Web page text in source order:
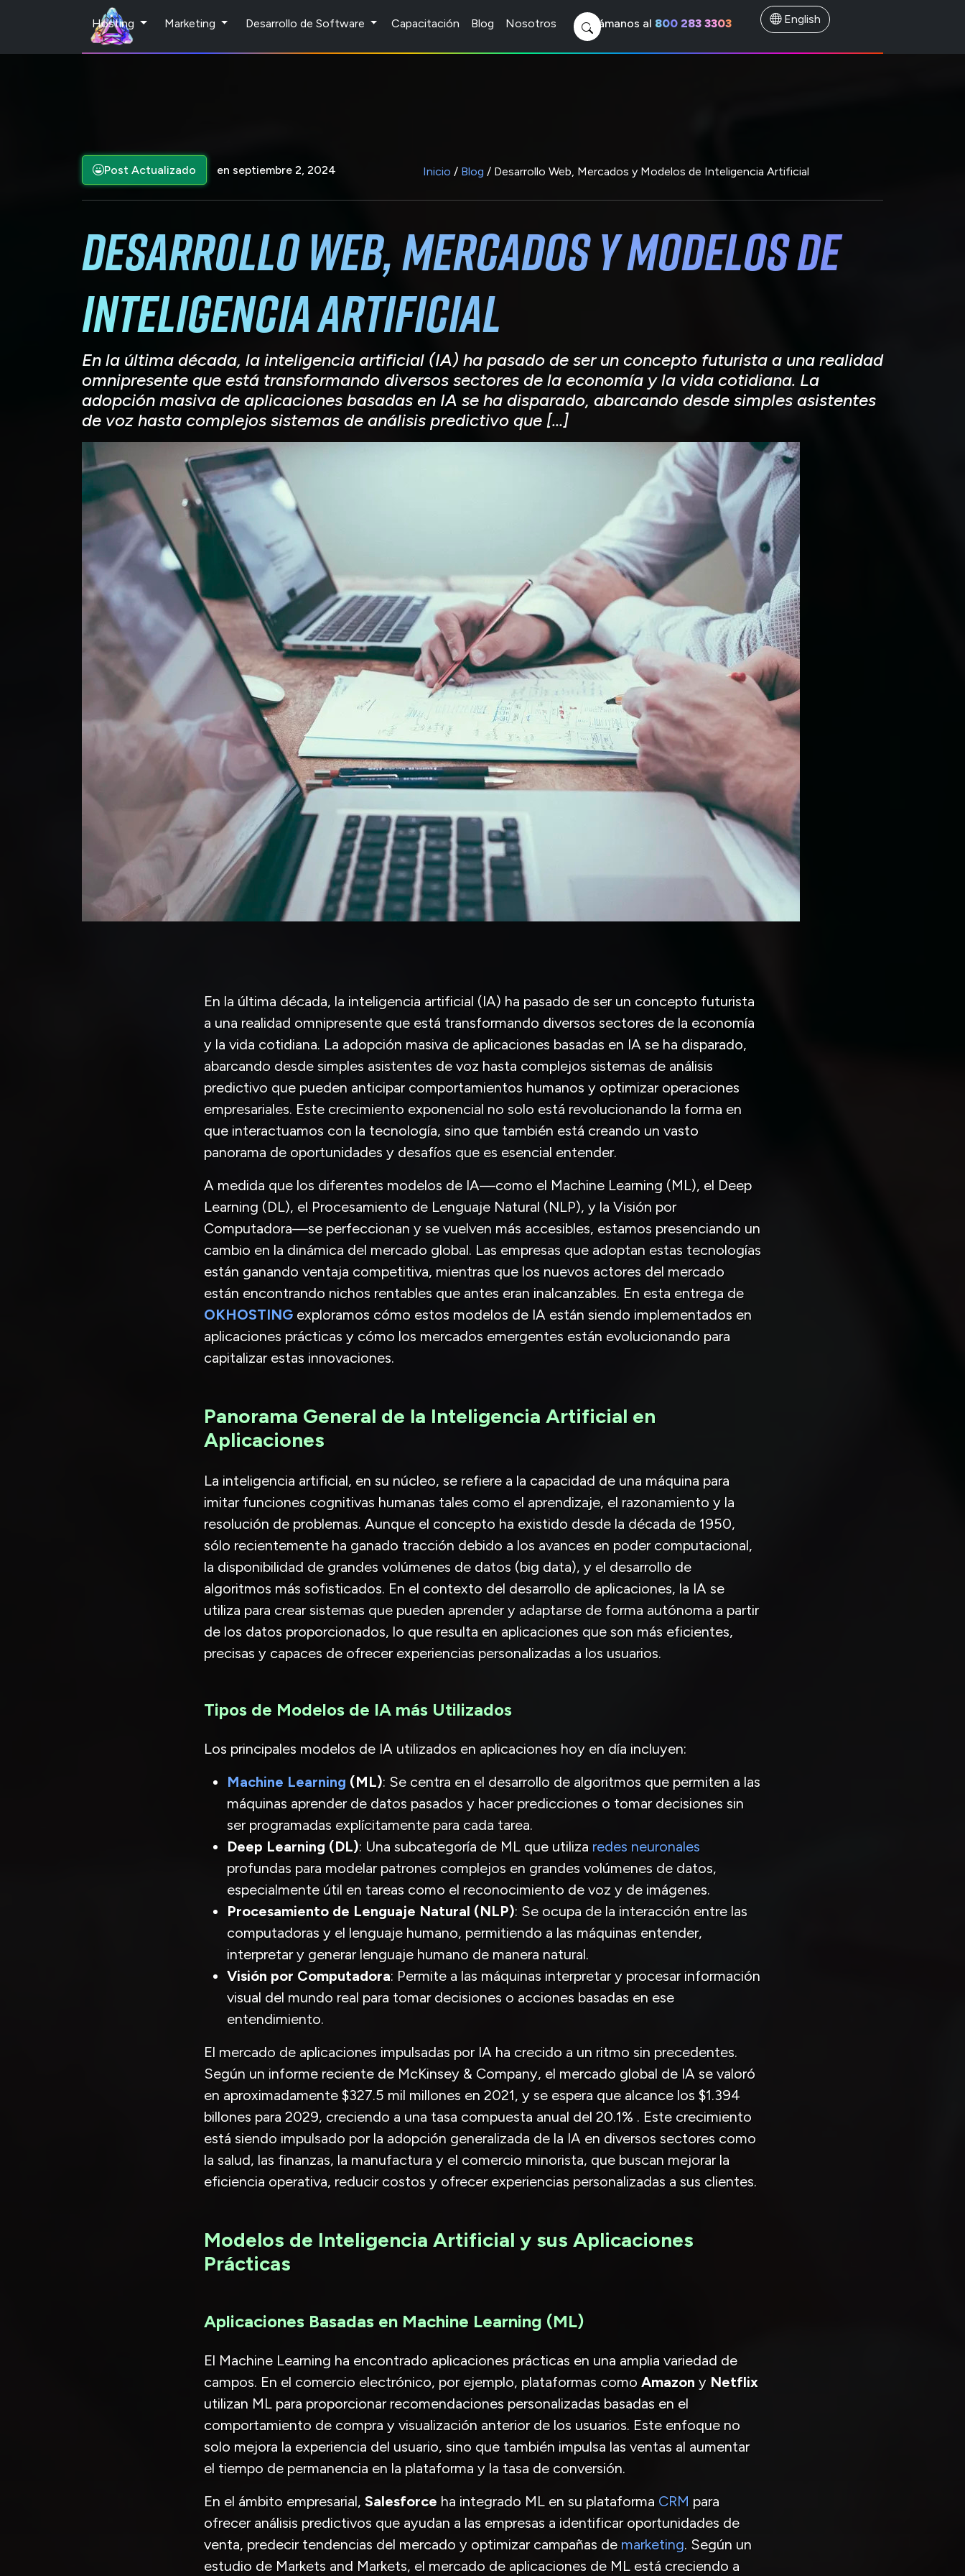
Hosting Marketing Desarrollo de Software Capacitación Blog Nosotros Llámanos al 800 283 3303 English
Post Actualizado en septiembre 2, 2024 Inicio / Blog / Desarrollo Web, Mercados y Modelos de Inteligencia Artificial
Desarrollo Web, Mercados y Modelos de
Inteligencia Artificial
En la última década, la inteligencia artificial (IA) ha pasado de ser un concepto futurista a una realidad
omnipresente que está transformando diversos sectores de la economía y la vida cotidiana. La
adopción masiva de aplicaciones basadas en IA se ha disparado, abarcando desde simples asistentes
de voz hasta complejos sistemas de análisis predictivo que […]
En la última década, la inteligencia artificial (IA) ha pasado de ser un concepto futurista
a una realidad omnipresente que está transformando diversos sectores de la economía
y la vida cotidiana. La adopción masiva de aplicaciones basadas en IA se ha disparado,
abarcando desde simples asistentes de voz hasta complejos sistemas de análisis
predictivo que pueden anticipar comportamientos humanos y optimizar operaciones
empresariales. Este crecimiento exponencial no solo está revolucionando la forma en
que interactuamos con la tecnología, sino que también está creando un vasto
panorama de oportunidades y desafíos que es esencial entender.
A medida que los diferentes modelos de IA—como el Machine Learning (ML), el Deep
Learning (DL), el Procesamiento de Lenguaje Natural (NLP), y la Visión por
Computadora—se perfeccionan y se vuelven más accesibles, estamos presenciando un
cambio en la dinámica del mercado global. Las empresas que adoptan estas tecnologías
están ganando ventaja competitiva, mientras que los nuevos actores del mercado
están encontrando nichos rentables que antes eran inalcanzables. En esta entrega de
OKHOSTING exploramos cómo estos modelos de IA están siendo implementados en
aplicaciones prácticas y cómo los mercados emergentes están evolucionando para
capitalizar estas innovaciones.
Panorama General de la Inteligencia Artificial en
Aplicaciones
La inteligencia artificial, en su núcleo, se refiere a la capacidad de una máquina para
imitar funciones cognitivas humanas tales como el aprendizaje, el razonamiento y la
resolución de problemas. Aunque el concepto ha existido desde la década de 1950,
sólo recientemente ha ganado tracción debido a los avances en poder computacional,
la disponibilidad de grandes volúmenes de datos (big data), y el desarrollo de
algoritmos más sofisticados. En el contexto del desarrollo de aplicaciones, la IA se
utiliza para crear sistemas que pueden aprender y adaptarse de forma autónoma a partir
de los datos proporcionados, lo que resulta en aplicaciones que son más eficientes,
precisas y capaces de ofrecer experiencias personalizadas a los usuarios.
Tipos de Modelos de IA más Utilizados
Los principales modelos de IA utilizados en aplicaciones hoy en día incluyen:
Machine Learning (ML): Se centra en el desarrollo de algoritmos que permiten a las
máquinas aprender de datos pasados y hacer predicciones o tomar decisiones sin
ser programadas explícitamente para cada tarea.
Deep Learning (DL): Una subcategoría de ML que utiliza redes neuronales
profundas para modelar patrones complejos en grandes volúmenes de datos,
especialmente útil en tareas como el reconocimiento de voz y de imágenes.
Procesamiento de Lenguaje Natural (NLP): Se ocupa de la interacción entre las
computadoras y el lenguaje humano, permitiendo a las máquinas entender,
interpretar y generar lenguaje humano de manera natural.
Visión por Computadora: Permite a las máquinas interpretar y procesar información
visual del mundo real para tomar decisiones o acciones basadas en ese
entendimiento.
El mercado de aplicaciones impulsadas por IA ha crecido a un ritmo sin precedentes.
Según un informe reciente de McKinsey & Company, el mercado global de IA se valoró
en aproximadamente $327.5 mil millones en 2021, y se espera que alcance los $1.394
billones para 2029, creciendo a una tasa compuesta anual del 20.1% . Este crecimiento
está siendo impulsado por la adopción generalizada de la IA en diversos sectores como
la salud, las finanzas, la manufactura y el comercio minorista, que buscan mejorar la
eficiencia operativa, reducir costos y ofrecer experiencias personalizadas a sus clientes.
Modelos de Inteligencia Artificial y sus Aplicaciones
Prácticas
Aplicaciones Basadas en Machine Learning (ML)
El Machine Learning ha encontrado aplicaciones prácticas en una amplia variedad de
campos. En el comercio electrónico, por ejemplo, plataformas como Amazon y Netflix
utilizan ML para proporcionar recomendaciones personalizadas basadas en el
comportamiento de compra y visualización anterior de los usuarios. Este enfoque no
solo mejora la experiencia del usuario, sino que también impulsa las ventas al aumentar
el tiempo de permanencia en la plataforma y la tasa de conversión.
En el ámbito empresarial, Salesforce ha integrado ML en su plataforma CRM para
ofrecer análisis predictivos que ayudan a las empresas a identificar oportunidades de
venta, predecir tendencias del mercado y optimizar campañas de marketing. Según un
estudio de Markets and Markets, el mercado de aplicaciones de ML está creciendo a